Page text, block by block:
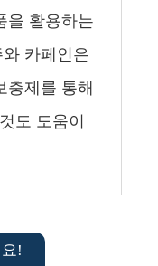
을 활용하는
카페인은
충제를 통해
도 도움이